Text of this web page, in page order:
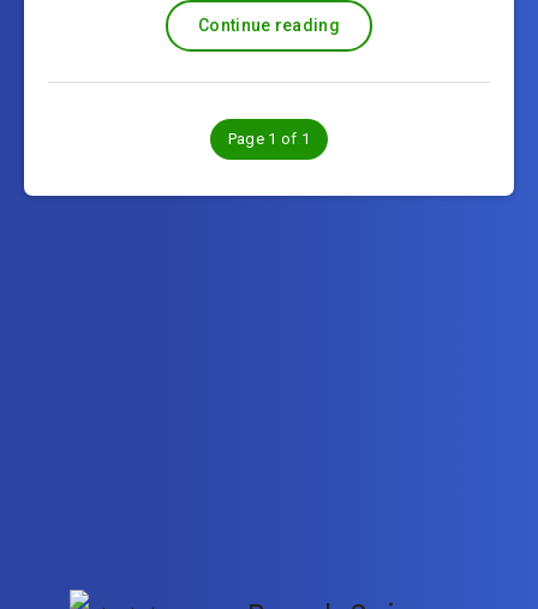
Continue reading
Page 1 of 1